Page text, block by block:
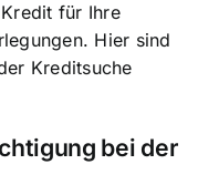
für Ihre
Hier sind
Kreditsuche
bei der